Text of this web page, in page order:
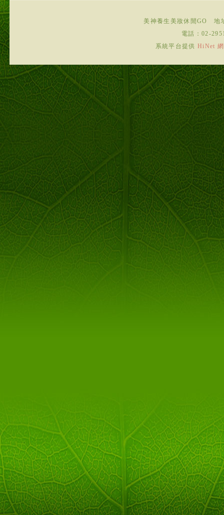
美神養生美妝休閒GO
地
電話： 02-
系統平台提供HiNet